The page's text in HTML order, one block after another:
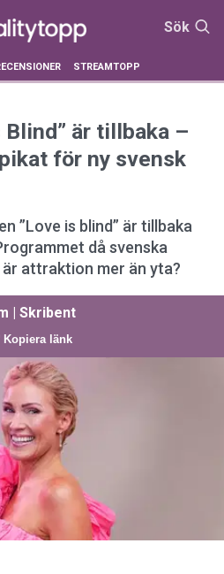
Sök
STREAMTOPP
Blind” är tillbaka –
för ny svensk
”Love is blind” är tillbaka
då svenska
attraktion mer än yta?
| Skribent
Kopiera länk